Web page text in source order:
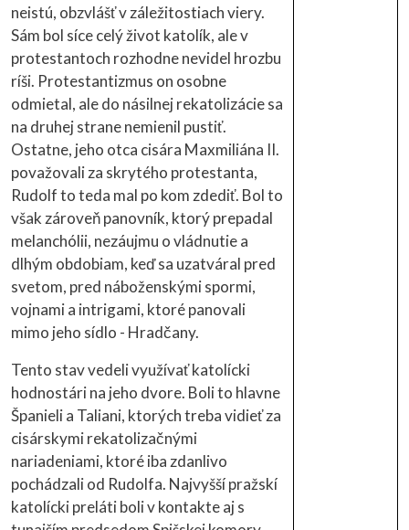
neistú, obzvlášť v záležitostiach viery.
Sám bol síce celý život katolík, ale v
protestantoch rozhodne nevidel hrozbu
ríši. Protestantizmus on osobne
odmietal, ale do násilnej rekatolizácie sa
na druhej strane nemienil pustiť.
Ostatne, jeho otca cisára Maxmiliána II.
považovali za skrytého protestanta,
Rudolf to teda mal po kom zdediť. Bol to
však zároveň panovník, ktorý prepadal
melanchólii, nezáujmu o vládnutie a
dlhým obdobiam, keď sa uzatváral pred
svetom, pred náboženskými spormi,
vojnami a intrigami, ktoré panovali
mimo jeho sídlo - Hradčany.
Tento stav vedeli využívať katolícki
hodnostári na jeho dvore. Boli to hlavne
Španieli a Taliani, ktorých treba vidieť za
cisárskymi rekatolizačnými
nariadeniami, ktoré iba zdanlivo
pochádzali od Rudolfa. Najvyšší pražskí
katolícki preláti boli v kontakte aj s